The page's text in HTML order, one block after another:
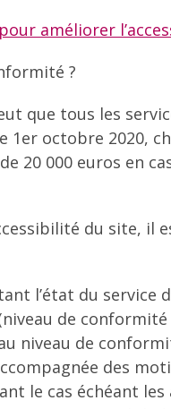
améliorer
?
que tous les
1er octobre 2020,
20 000 euros en
du site, il
l’état du service
de conformité
niveau de
des
le cas échéant